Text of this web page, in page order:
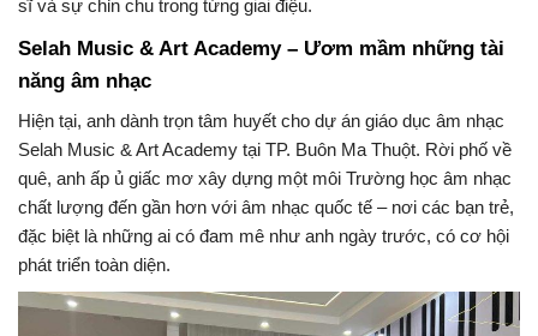
sĩ và sự chỉn chu trong từng giai điệu.
Selah Music & Art Academy – Ươm mầm những tài
năng âm nhạc
Hiện tại, anh dành trọn tâm huyết cho dự án giáo dục âm nhạc
Selah Music & Art Academy tại TP. Buôn Ma Thuột. Rời phố về
quê, anh ấp ủ giấc mơ xây dựng một môi Trường học âm nhạc
chất lượng đến gần hơn với âm nhạc quốc tế – nơi các bạn trẻ,
đặc biệt là những ai có đam mê như anh ngày trước, có cơ hội
phát triển toàn diện.